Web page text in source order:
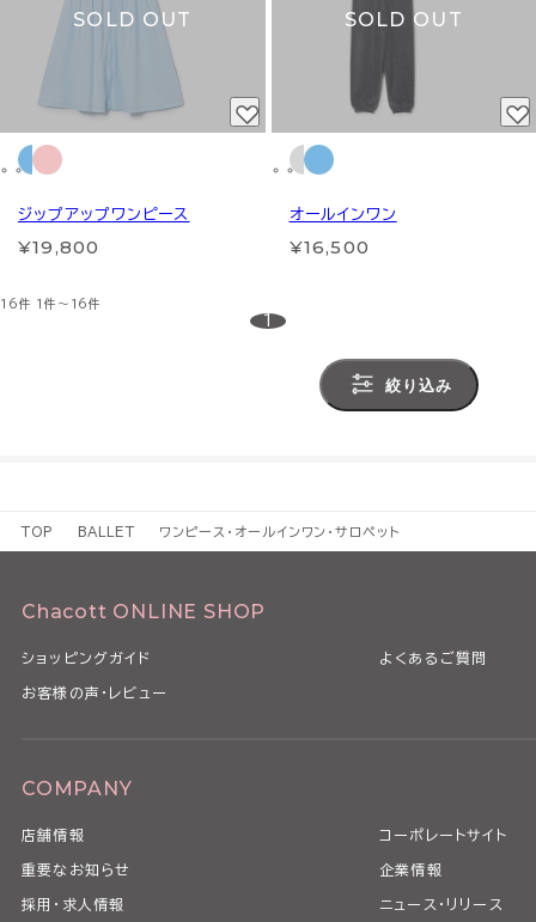
SOLD OUT
ジップアップワンピース
¥19,800
SOLD OUT
オールインワン
¥16,500
16件 1件～16件
1
絞り込み
TOP BALLET ワンピース・オールインワン・サロペット
Chacott ONLINE SHOP
ショッピングガイド よくあるご質問
お客様の声・レビュー
COMPANY
店舗情報 コーポレートサイト
重要なお知らせ 企業情報
採用・求人情報 ニュース・リリース